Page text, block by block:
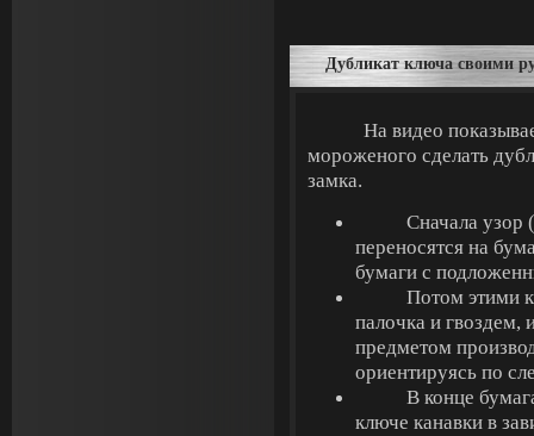
Дубликат ключа своими
На видео
мороженого сделать
замка.
Сначала узор
переносятся на
бумаги с
Потом этими
палочка и
предметом
ориентируясь по
В конце
ключе канавки в